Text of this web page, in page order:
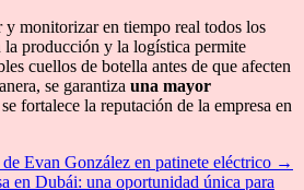
y monitorizar en tiempo real todos los
la producción y la logística permite
cuellos de botella antes de que afecten
se garantiza una mayor
fortalece la reputación de la empresa en
Evan González en patinete eléctrico →
en Dubái: una oportunidad única para